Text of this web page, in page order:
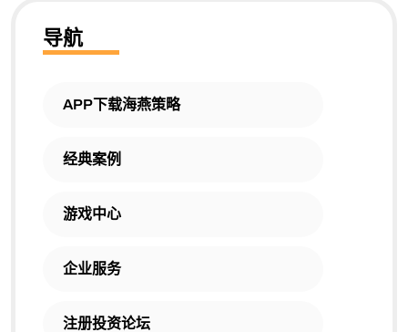
导航
APP下载海燕策略
经典案例
游戏中心
企业服务
注册投资论坛